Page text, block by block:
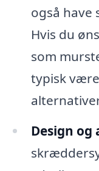
også have
Hvis du
som
typisk
Design